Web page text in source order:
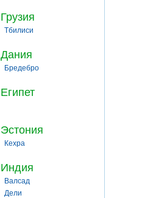
Грузия
Тбилиси
Дания
Бредебро
Египет
Эстония
Кехра
Индия
Валсад
Дели